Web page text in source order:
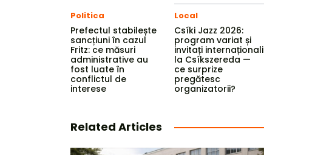
Politica
Prefectul stabilește
sancțiuni în cazul
Fritz: ce măsuri
administrative au
fost luate în
conflictul de
interese
Local
Csíki Jazz 2026:
program variat și
invitați internaționali
la Csíkszereda —
ce surprize
pregătesc
organizatorii?
Related Articles